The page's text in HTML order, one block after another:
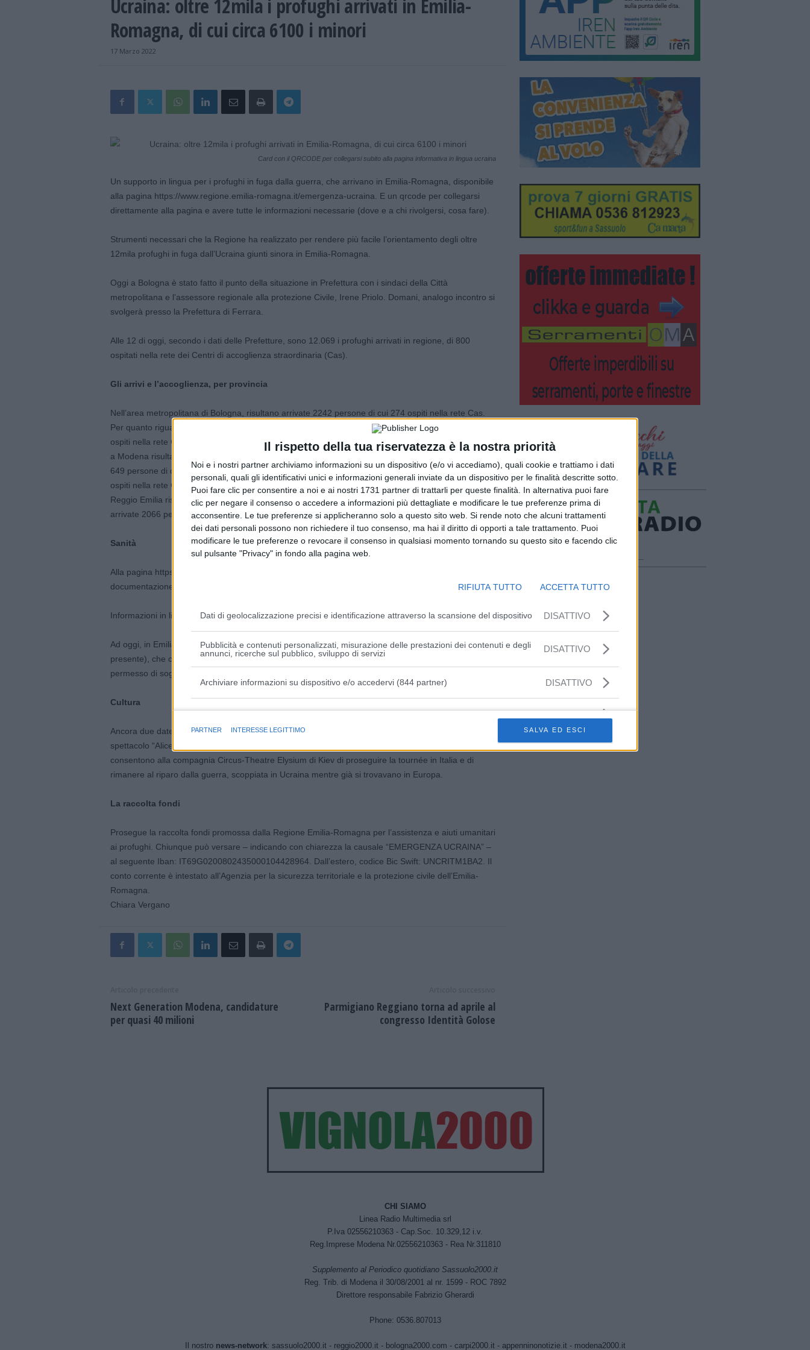
Il rispetto della tua riservatezza è la nostra priorità
Noi e i nostri partner archiviamo informazioni su un dispositivo (e/o vi accediamo), quali cookie e trattiamo i dati
personali, quali gli identificativi unici e informazioni generali inviate da un dispositivo per le finalità descritte sotto.
Puoi fare clic per consentire a noi e ai nostri 1731 partner di trattarli per queste finalità. In alternativa puoi fare
clic per negare il consenso o accedere a informazioni più dettagliate e modificare le tue preferenze prima di
acconsentire. Le tue preferenze si applicheranno solo a questo sito web. Si rende noto che alcuni trattamenti
dei dati personali possono non richiedere il tuo consenso, ma hai il diritto di opporti a tale trattamento. Puoi
modificare le tue preferenze o revocare il consenso in qualsiasi momento tornando su questo sito e facendo clic
sul pulsante "Privacy" in fondo alla pagina web.
RIFIUTA TUTTO ACCETTA TUTTO
Dati di geolocalizzazione precisi e identificazione attraverso la scansione del dispositivo DISATTIVO
Pubblicità e contenuti personalizzati, misurazione delle prestazioni dei contenuti e degli
annunci, ricerche sul pubblico, sviluppo di servizi
DISATTIVO
Archiviare informazioni su dispositivo e/o accedervi (844 partner) DISATTIVO
Finalità e caratteristiche speciali
PARTNER INTERESSE LEGITTIMO SALVA ED ESCI
Ucraina: oltre 12mila i profughi arrivati in Emilia-
Romagna, di cui circa 6100 i minori
17 Marzo 2022
Card con il QRCODE per collegarsi subito alla pagina informativa in lingua ucraina
Un supporto in lingua per i profughi in fuga dalla guerra, che arrivano in Emilia-Romagna, disponibile
alla pagina https://www.regione.emilia-romagna.it/emergenza-ucraina. E un qrcode per collegarsi
direttamente alla pagina e avere tutte le informazioni necessarie (dove e a chi rivolgersi, cosa fare).
Strumenti necessari che la Regione ha realizzato per rendere più facile l’orientamento degli oltre
12mila profughi in fuga dall’Ucraina giunti sinora in Emilia-Romagna.
Oggi a Bologna è stato fatto il punto della situazione in Prefettura con i sindaci della Città
metropolitana e l’assessore regionale alla protezione Civile, Irene Priolo. Domani, analogo incontro si
svolgerà presso la Prefettura di Ferrara.
Alle 12 di oggi, secondo i dati delle Prefetture, sono 12.069 i profughi arrivati in regione, di 800
ospitati nella rete dei Centri di accoglienza straordinaria (Cas).
Gli arrivi e l’accoglienza, per provincia
Nell’area metropolitana di Bologna, risultano arrivate 2242 persone di cui 274 ospiti nella rete Cas.
Per quanto riguarda gli altri territori regionali: a Ferrara risultano arrivate 1122 persone di cui 58
ospiti nella rete Cas; a Forlì-Cesena risultano arrivate 617 persone, nessuno ospitato nella rete Cas;
a Modena risultano arrivate 1616 persone di cui 34 ospiti nella rete Cas; a Parma risultano arrivate
649 persone di cui uno ospite nella rete Cas; a Piacenza risultano arrivate 937 persone di cui 19
ospiti nella rete Cas; a Ravenna risultano arrivate 681 persone di cui 168 ospiti nella rete Cas; a
Reggio Emilia risultano arrivate 2139 persone di cui 155 gli ospiti nella rete Cas; a Rimini risultano
arrivate 2066 persone di cui 91 ospiti nella rete Cas.
Sanità
Alla pagina https://salute.regione.emilia-romagna.it/emergenza-ucraina, tutte le informazioni e la
documentazione per l’assistenza sanitaria dei profughi. Numerosi i documenti tradotti in ucraino.
Informazioni in lingua sono anche presenti su tutti i siti web delle Aziende Usl.
Ad oggi, in Emilia-Romagna sono stati rilasciati 9.869 codici STP (Straniero temporaneamente
presente), che consentono l’erogazione dell’assistenza sanitaria nei confronti degli stranieri privi di
permesso di soggiorno.
Cultura
Ancora due date in Emilia-Romagna per la compagnia Circus-Theatre Elysium di Kiev e il loro
spettacolo “Alice in Wonderland”: il 31 marzo a Parma e il 15 aprile a Forlì. Spettacoli che
consentono alla compagnia Circus-Theatre Elysium di Kiev di proseguire la tournée in Italia e di
rimanere al riparo dalla guerra, scoppiata in Ucraina mentre già si trovavano in Europa.
La raccolta fondi
Prosegue la raccolta fondi promossa dalla Regione Emilia-Romagna per l’assistenza e aiuti umanitari
ai profughi. Chiunque può versare – indicando con chiarezza la causale “EMERGENZA UCRAINA” –
al seguente Iban: IT69G0200802435000104428964. Dall’estero, codice Bic Swift: UNCRITM1BA2. Il
conto corrente è intestato all’Agenzia per la sicurezza territoriale e la protezione civile dell’Emilia-
Romagna.
Chiara Vergano
Next Generation Modena, candidature
per quasi 40 milioni
Parmigiano Reggiano torna ad aprile al
congresso Identità Golose
ora in onda
CHI SIAMO
Linea Radio Multimedia srl
P.Iva 02556210363 - Cap.Soc. 10.329,12 i.v.
Reg.Imprese Modena Nr.02556210363 - Rea Nr.311810
Supplemento al Periodico quotidiano Sassuolo2000.it
Reg. Trib. di Modena il 30/08/2001 al nr. 1599 - ROC 7892
Direttore responsabile Fabrizio Gherardi
Phone: 0536.807013
Il nostro news-network: sassuolo2000.it- reggio2000.it - bologna2000.com - carpi2000.it- appenninonotizie.it- modena2000.it